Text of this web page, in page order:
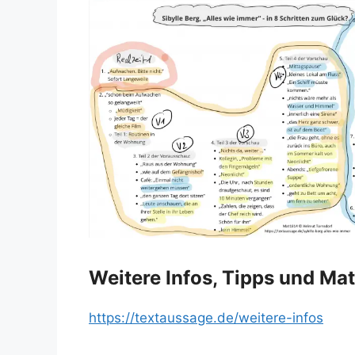
Weitere Infos, Tipps und
https://textaussage.de/weitere-infos